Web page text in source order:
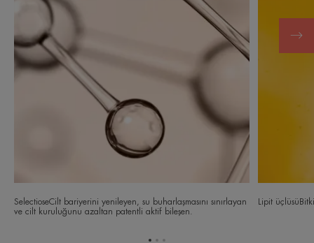
SelectioseCilt bariyerini yenileyen, su buharlaşmasını sınırlayan
ve cilt kuruluğunu azaltan patentli aktif bileşen.
Lipit